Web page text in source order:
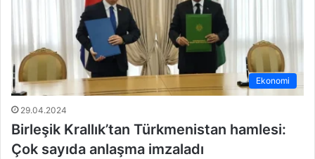
Ekonomi
29.04.2024
Birleşik Krallık’tan Türkmenistan hamlesi:
Çok sayıda anlaşma imzaladı